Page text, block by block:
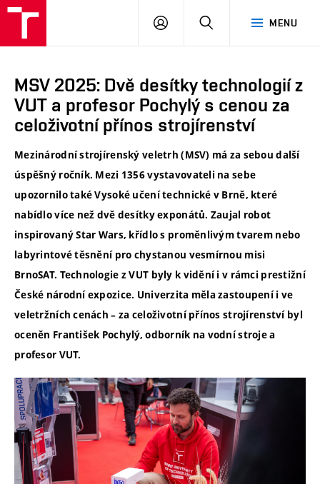
MENU
PŘIHLÁSIT
MSV 2025: Dvě desítky technologií z
VUT a profesor Pochylý s cenou za
celoživotní přínos strojírenství
Mezinárodní strojírenský veletrh (MSV) má za sebou další
úspěšný ročník. Mezi 1356 vystavovateli na sebe
upozornilo také Vysoké učení technické v Brně, které
nabídlo více než dvě desítky exponátů. Zaujal robot
inspirovaný Star Wars, křídlo s proměnlivým tvarem nebo
labyrintové těsnění pro chystanou vesmírnou misi
BrnoSAT. Technologie z VUT byly k vidění i v rámci prestižní
České národní expozice. Univerzita měla zastoupení i ve
veletržních cenách – za celoživotní přínos strojírenství byl
oceněn František Pochylý, odborník na vodní stroje a
profesor VUT.